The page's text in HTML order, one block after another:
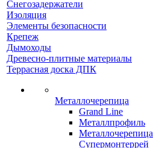
Снегозадержатели
Изоляция
Элементы безопасности
Крепеж
Дымоходы
Древесно-плитные материалы
Террасная доска ДПК
Металлочерепица
Grand Line
Металлпрофиль
Металлочерепица
Супермонтеррей